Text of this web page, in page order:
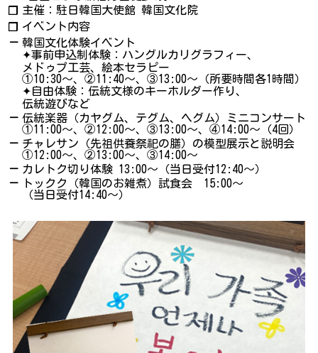
❐ 主催：駐日韓国大使館 韓国文化院
❐ イベント内容
－ 韓国文化体験イベント
✦事前申込制体験：ハングルカリグラフィー、
メドゥプ工芸、絵本セラピー
①10:30～、②11:40～、③13:00～（所要時間各1時間）
✦自由体験：伝統文様のキーホルダー作り、
伝統遊びなど
－ 伝統楽器（カヤグム、テグム、ヘグム）ミニコンサート
①11:00～、②12:00～、③13:00～、④14:00～（4回）
－ チャレサン（先祖供養祭祀の膳）の模型展示と説明会
①12:00〜、②13:00〜、③14:00〜
－ カレトク切り体験 13:00〜（当日受付12:40〜）
－
トックク（韓国のお雑煮）試食会 15:00〜
（当日受付14:40〜）